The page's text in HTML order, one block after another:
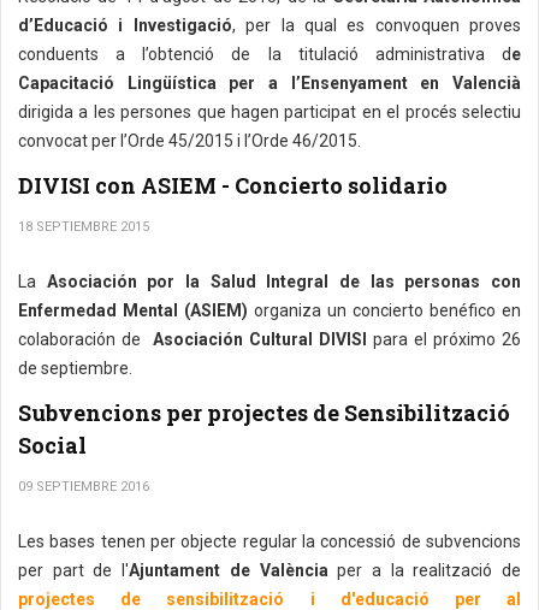
d’Educació i Investigació, per la qual es convoquen proves
conduents a l’obtenció de la titulació administrativa de
Capacitació Lingüística per a l’Ensenyament en Valencià
dirigida a les persones que hagen participat en el procés selectiu
convocat per l’Orde 45/2015 i l’Orde 46/2015.
DIVISI con ASIEM - Concierto solidario
18 SEPTIEMBRE 2015
La Asociación por la Salud Integral de las personas con
Enfermedad Mental (ASIEM) organiza un concierto benéfico en
colaboración de
Asociación Cultural DIVISI
para el próximo 26
de septiembre.
Subvencions per projectes de Sensibilització
Social
09 SEPTIEMBRE 2016
Les bases tenen per objecte regular la concessió de subvencions
per part de l'Ajuntament de València per a la realització de
projectes de sensibilització i d'educació per al